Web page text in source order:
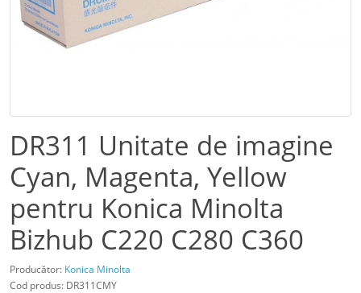
DR311 Unitate de imagine
Cyan, Magenta, Yellow
pentru Konica Minolta
Bizhub C220 C280 C360
Producător: Konica Minolta
Cod produs: DR311CMY